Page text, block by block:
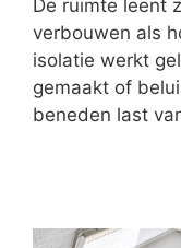
De ruimte leent
verbouwen als
isolatie werkt
gemaakt of
beneden last